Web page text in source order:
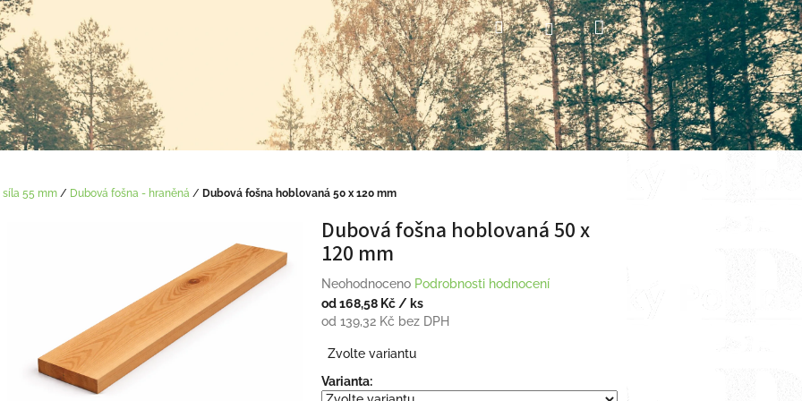
HledatPřihlášeníNákupní
košík
síla 55 mm / Dubová fošna - hraněná / Dubová fošna hoblovaná 50 x 120 mm
Dubová fošna hoblovaná 50 x
120 mm
Průměrné
hodnocení
produktu
0,0
z
5
Neohodnoceno Podrobnosti hodnocení
od168,58 Kč / ks
od 139,32 Kč bez DPH
cena:
Zvolte variantu
Varianta: